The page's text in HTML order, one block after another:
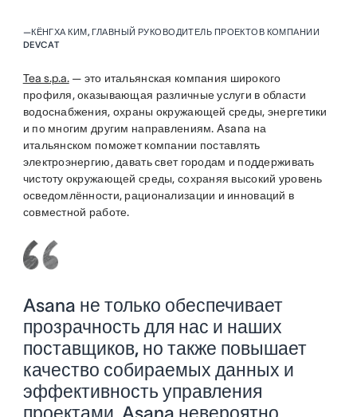
—КЁНГХА КИМ, ГЛАВНЫЙ РУКОВОДИТЕЛЬ ПРОЕКТОВ КОМПАНИИ
DEVCAT
Tea s.p.a.— это итальянская компания широкого
профиля, оказывающая различные услуги в области
водоснабжения, охраны окружающей среды, энергетики
и по многим другим направлениям. Asana на
итальянском поможет компании поставлять
электроэнергию, давать свет городам и поддерживать
чистоту окружающей среды, сохраняя высокий уровень
осведомлённости, рационализации и инноваций в
совместной работе.
Asana не только обеспечивает
прозрачность для нас и наших
поставщиков, но также повышает
качество собираемых данных и
эффективность управления
проектами. Asana невероятно